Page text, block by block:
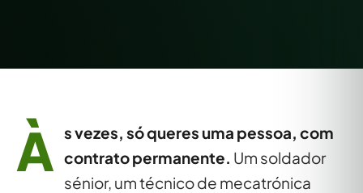
À s vezes, só queres uma pessoa, com
contrato permanente. Um soldador
sénior, um técnico de mecatrónica